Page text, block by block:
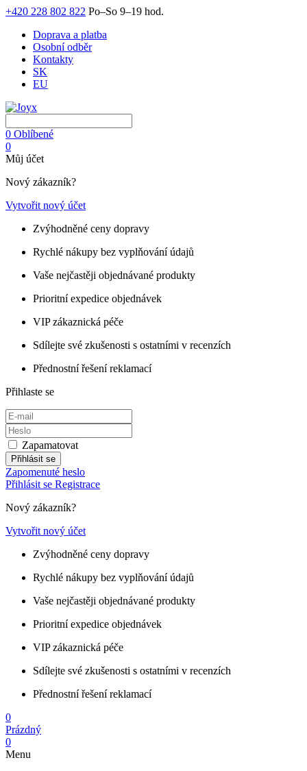
+420 228 802 822 Po–So 9–19 hod.
Doprava a platba
Osobní odběr
Kontakty
SK
EU
0 Oblíbené
0
Můj účet
Nový zákazník?
Vytvořit nový účet
Zvýhodněné ceny dopravy
Rychlé nákupy bez vyplňování údajů
Vaše nejčastěji objednávané produkty
Prioritní expedice objednávek
VIP zákaznická péče
Sdílejte své zkušenosti s ostatními v recenzích
Přednostní řešení reklamací
Přihlaste se
Zapamatovat
Přihlásit se
Zapomenuté heslo
Přihlásit se Registrace
Nový zákazník?
Vytvořit nový účet
Zvýhodněné ceny dopravy
Rychlé nákupy bez vyplňování údajů
Vaše nejčastěji objednávané produkty
Prioritní expedice objednávek
VIP zákaznická péče
Sdílejte své zkušenosti s ostatními v recenzích
Přednostní řešení reklamací
0
Prázdný
0
Menu